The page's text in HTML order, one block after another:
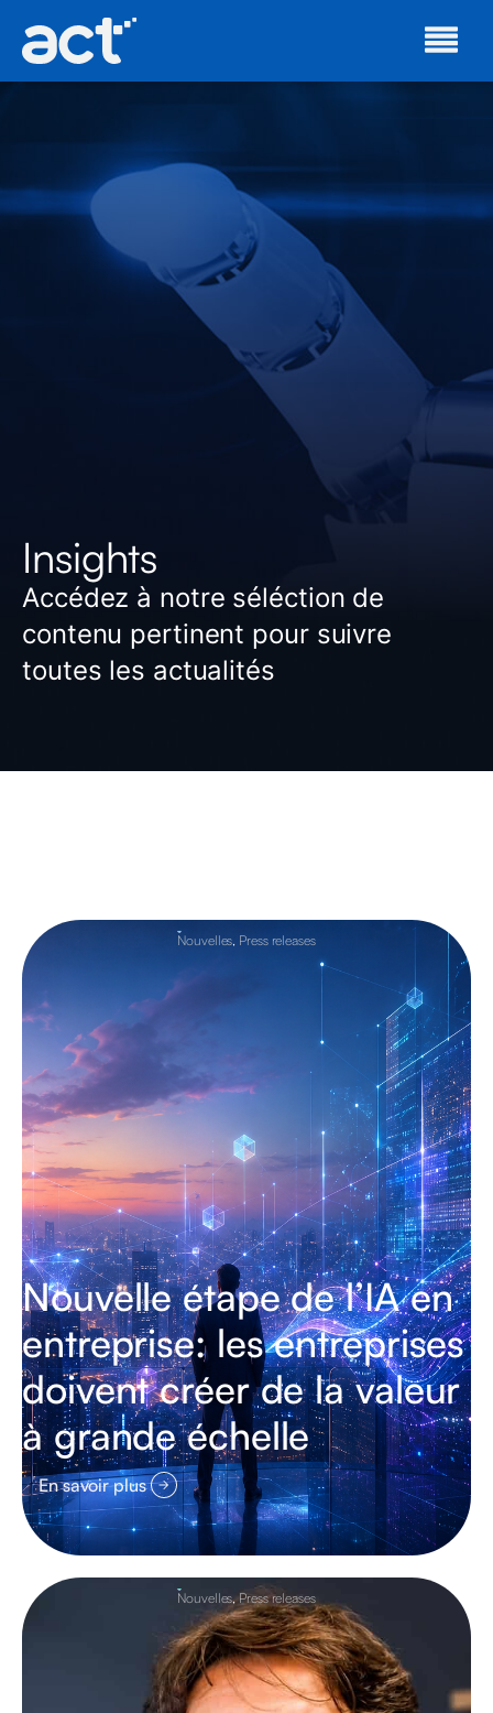
Insights
Accédez à notre séléction de
contenu pertinent pour suivre
toutes les actualités
Nouvelles, Press releases
Nouvelle étape de l’IA en
entreprise: les entreprises
doivent créer de la valeur
à grande échelle
En savoir plus
Nouvelles,Press releases